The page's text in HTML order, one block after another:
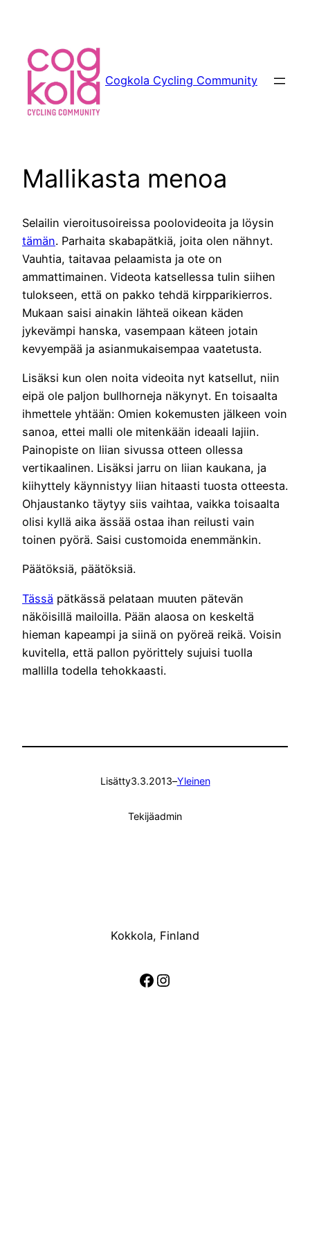
Cogkola Cycling Community
Mallikasta menoa
Selailin vieroitusoireissa poolovideoita ja löysin
tämän. Parhaita skabapätkiä, joita olen nähnyt.
Vauhtia, taitavaa pelaamista ja ote on
ammattimainen. Videota katsellessa tulin siihen
tulokseen, että on pakko tehdä kirpparikierros.
Mukaan saisi ainakin lähteä oikean käden
jykevämpi hanska, vasempaan käteen jotain
kevyempää ja asianmukaisempaa vaatetusta.
Lisäksi kun olen noita videoita nyt katsellut, niin
eipä ole paljon bullhorneja näkynyt. En toisaalta
ihmettele yhtään: Omien kokemusten jälkeen voin
sanoa, ettei malli ole mitenkään ideaali lajiin.
Painopiste on liian sivussa otteen ollessa
vertikaalinen. Lisäksi jarru on liian kaukana, ja
kiihyttely käynnistyy liian hitaasti tuosta otteesta.
Ohjaustanko täytyy siis vaihtaa, vaikka toisaalta
olisi kyllä aika ässää ostaa ihan reilusti vain
toinen pyörä. Saisi customoida enemmänkin.
Päätöksiä, päätöksiä.
Tässä pätkässä pelataan muuten pätevän
näköisillä mailoilla. Pään alaosa on keskeltä
hieman kapeampi ja siinä on pyöreä reikä. Voisin
kuvitella, että pallon pyörittely sujuisi tuolla
mallilla todella tehokkaasti.
Lisätty3.3.2013–Yleinen
Tekijäadmin
Kokkola, Finland
Facebook
Instagram